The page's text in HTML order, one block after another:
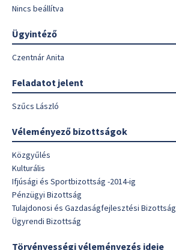
Nincs beállítva
Ügyintéző
Czentnár Anita
Feladatot jelent
Szűcs László
Véleményező bizottságok
Közgyűlés
Kulturális
Ifjúsági és Sportbizottság -2014-ig
Pénzügyi Bizottság
Tulajdonosi és Gazdaságfejlesztési Bizottság
Ügyrendi Bizottság
Törvényességi véleményezés ideje